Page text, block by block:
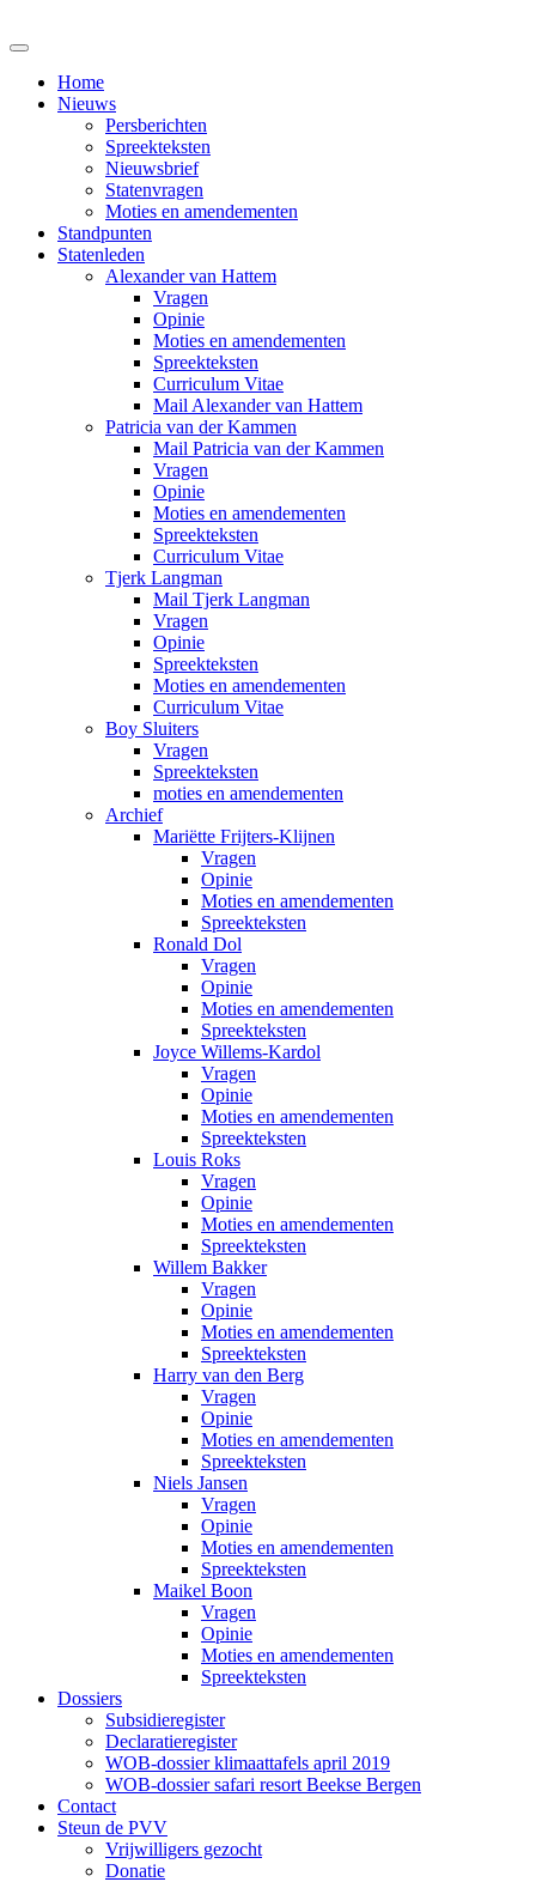
Home
Nieuws
Persberichten
Spreekteksten
Nieuwsbrief
Statenvragen
Moties en amendementen
Standpunten
Statenleden
Alexander van Hattem
Vragen
Opinie
Moties en amendementen
Spreekteksten
Curriculum Vitae
Mail Alexander van Hattem
Patricia van der Kammen
Mail Patricia van der Kammen
Vragen
Opinie
Moties en amendementen
Spreekteksten
Curriculum Vitae
Tjerk Langman
Mail Tjerk Langman
Vragen
Opinie
Spreekteksten
Moties en amendementen
Curriculum Vitae
Boy Sluiters
Vragen
Spreekteksten
moties en amendementen
Archief
Mariëtte Frijters-Klijnen
Vragen
Opinie
Moties en amendementen
Spreekteksten
Ronald Dol
Vragen
Opinie
Moties en amendementen
Spreekteksten
Joyce Willems-Kardol
Vragen
Opinie
Moties en amendementen
Spreekteksten
Louis Roks
Vragen
Opinie
Moties en amendementen
Spreekteksten
Willem Bakker
Vragen
Opinie
Moties en amendementen
Spreekteksten
Harry van den Berg
Vragen
Opinie
Moties en amendementen
Spreekteksten
Niels Jansen
Vragen
Opinie
Moties en amendementen
Spreekteksten
Maikel Boon
Vragen
Opinie
Moties en amendementen
Spreekteksten
Dossiers
Subsidieregister
Declaratieregister
WOB-dossier klimaattafels april 2019
WOB-dossier safari resort Beekse Bergen
Contact
Steun de PVV
Vrijwilligers gezocht
Donatie